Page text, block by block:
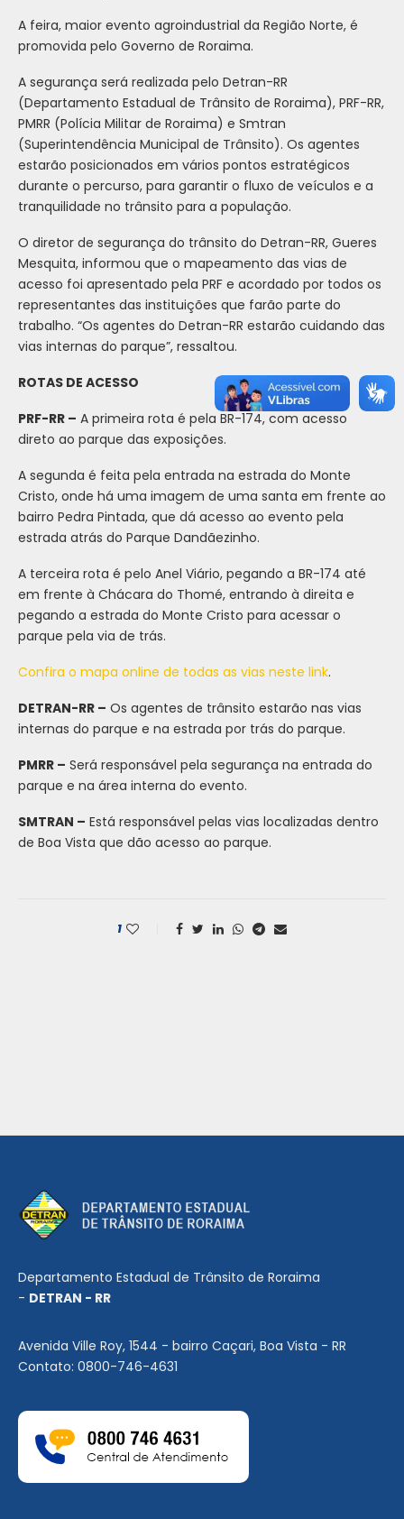
A feira, maior evento agroindustrial da Região Norte, é
promovida pelo Governo de Roraima.
A segurança será realizada pelo Detran-RR
(Departamento Estadual de Trânsito de Roraima), PRF-RR,
PMRR (Polícia Militar de Roraima) e Smtran
(Superintendência Municipal de Trânsito). Os agentes
estarão posicionados em vários pontos estratégicos
durante o percurso, para garantir o fluxo de veículos e a
tranquilidade no trânsito para a população.
O diretor de segurança do trânsito do Detran-RR, Gueres
Mesquita, informou que o mapeamento das vias de
acesso foi apresentado pela PRF e acordado por todos os
representantes das instituições que farão parte do
trabalho. “Os agentes do Detran-RR estarão cuidando das
vias internas do parque”, ressaltou.
ROTAS DE ACESSO
PRF-RR – A primeira rota é pela BR-174, com acesso
direto ao parque das exposições.
A segunda é feita pela entrada na estrada do Monte
Cristo, onde há uma imagem de uma santa em frente ao
bairro Pedra Pintada, que dá acesso ao evento pela
estrada atrás do Parque Dandãezinho.
A terceira rota é pelo Anel Viário, pegando a BR-174 até
em frente à Chácara do Thomé, entrando à direita e
pegando a estrada do Monte Cristo para acessar o
parque pela via de trás.
Confira o mapa online de todas as vias neste link.
DETRAN-RR – Os agentes de trânsito estarão nas vias
internas do parque e na estrada por trás do parque.
PMRR – Será responsável pela segurança na entrada do
parque e na área interna do evento.
SMTRAN – Está responsável pelas vias localizadas dentro
de Boa Vista que dão acesso ao parque.
1
Departamento Estadual de Trânsito de Roraima
- DETRAN - RR
Avenida Ville Roy, 1544 - bairro Caçari, Boa Vista - RR
Contato: 0800-746-4631